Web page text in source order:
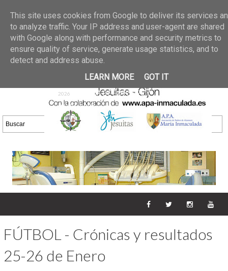
02 jun 2026
GALERIA DE FOTOS
30/05/2026
25 may 2026
GALERIA
DE FOTOS 23/05/2026
20 may
2026
GALERIA DE FOTOS
16/05/2026
DE FOTOS 09/05/2026
28 abr
2026
GALERIA DE FOTOS 25 Y
26/04/2026
FÚTBOL - Crónicas y resultados
25-26 de Enero
This site uses cookies from Google to deliver its services
to analyze traffic. Your IP address and user-agent are shared
with Google along with performance and security metrics to
ensure quality of service, generate usage statistics, and to
detect and address abuse.
LEARN MORE
GOT IT